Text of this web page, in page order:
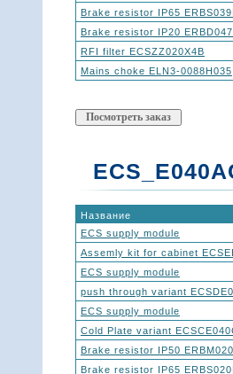
Brake resistor IP65
Brake resistor IP20
RFI filter ECSZZ020X4B
Mains choke ELN3-0088H035
Название
ECS supply module
Assemly kit for cabinet
ECS supply module
push through variant
ECS supply module
Cold Plate variant
Brake resistor IP50
Brake resistor IP65